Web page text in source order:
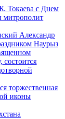
Токаева с Днем
митрополит
Александр
Наурыз
торжественная
иконы